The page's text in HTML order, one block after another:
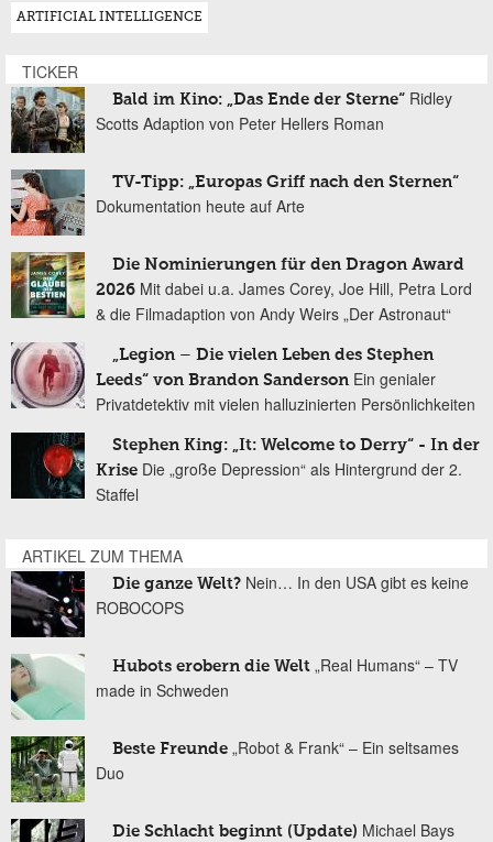
ARTIFICIAL INTELLIGENCE
TICKER
Bald im Kino: „Das Ende der Sterne“ Ridley
Scotts Adaption von Peter Hellers Roman
TV-Tipp: „Europas Griff nach den Sternen“
Dokumentation heute auf Arte
Die Nominierungen für den Dragon Award
2026 Mit dabei u.a. James Corey, Joe Hill, Petra Lord
& die Filmadaption von Andy Weirs „Der Astronaut“
„Legion – Die vielen Leben des Stephen
Leeds“ von Brandon Sanderson Ein genialer
Privatdetektiv mit vielen halluzinierten Persönlichkeiten
Stephen King: „It: Welcome to Derry“ - In der
Krise Die „große Depression“ als Hintergrund der 2.
Staffel
ARTIKEL ZUM THEMA
Die ganze Welt? Nein… In den USA gibt es keine
ROBOCOPS
Hubots erobern die Welt „Real Humans“ – TV
made in Schweden
Beste Freunde „Robot & Frank“ – Ein seltsames
Duo
Die Schlacht beginnt (Update) Michael Bays